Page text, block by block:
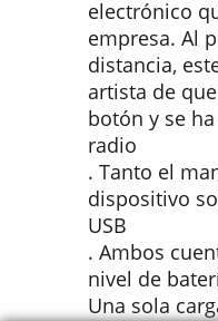
electrónico
empresa. Al
distancia,
artista de
botón y se
radio
. Tanto el
dispositivo
USB
. Ambos
nivel de
Una sola